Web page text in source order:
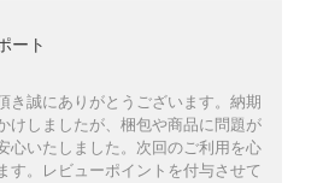
ート
き誠にありがとうございます。納期
けしましたが、梱包や商品に問題が
心いたしました。次回のご利用を心
す。レビューポイントを付与させて